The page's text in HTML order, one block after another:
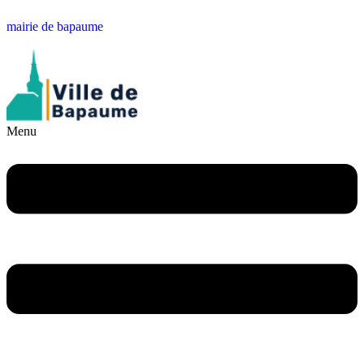
mairie de bapaume
Menu